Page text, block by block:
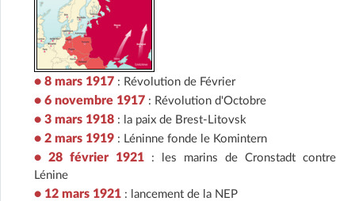
• 8 mars 1917 : Révolution de Février
• 6 novembre 1917 : Révolution d'Octobre
• 3 mars 1918 : la paix de Brest-Litovsk
• 2 mars 1919 : Léninne fonde le Komintern
• 28 février 1921 : les marins de Cronstadt contre
Lénine
• 12 mars 1921 : lancement de la NEP